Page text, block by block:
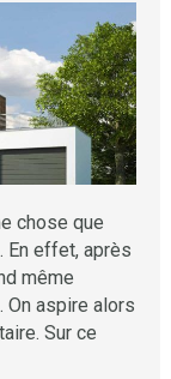
chose que
En effet, après
même
On aspire alors
Sur ce